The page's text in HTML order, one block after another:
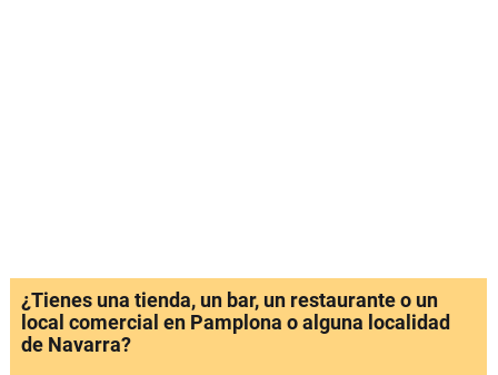
¿Tienes una tienda, un bar, un restaurante o un
local comercial en Pamplona o alguna localidad
de Navarra?